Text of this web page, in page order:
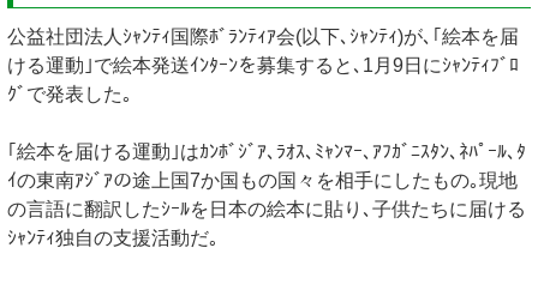
公益社団法人ｼｬﾝﾃｨ国際ﾎﾞﾗﾝﾃｨｱ会(以下､ｼｬﾝﾃｨ)が､｢絵本を届
ける運動｣で絵本発送ｲﾝﾀｰﾝを募集すると､1月9日にｼｬﾝﾃｨﾌﾞﾛ
ｸﾞで発表した｡
｢絵本を届ける運動｣はｶﾝﾎﾞｼﾞｱ､ﾗｵｽ､ﾐｬﾝﾏｰ､ｱﾌｶﾞﾆｽﾀﾝ､ﾈﾊﾟｰﾙ､ﾀ
ｲの東南ｱｼﾞｱの途上国7か国もの国々を相手にしたもの｡現地
の言語に翻訳したｼｰﾙを日本の絵本に貼り､子供たちに届ける
ｼｬﾝﾃｨ独自の支援活動だ｡